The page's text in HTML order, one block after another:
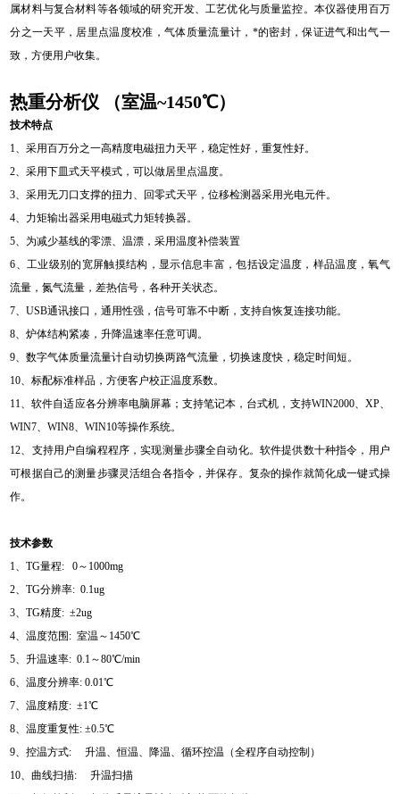
属材料与复合材料等各领域的研究开发、工艺优化与质量监控。本仪器使用百万
分之一天平，居里点温度校准，气体质量流量计，*的密封，保证进气和出气一
致，方便用户收集。
热重分析仪 （室温~1450℃）
技术特点
1、采用百万分之一高精度电磁扭力天平，稳定性好，重复性好。
2、采用下皿式天平模式，可以做居里点温度。
3、采用无刀口支撑的扭力、回零式天平，位移检测器采用光电元件。
4、力矩输出器采用电磁式力矩转换器。
5、为减少基线的零漂、温漂，采用温度补偿装置
6、工业级别的宽屏触摸结构，显示信息丰富，包括设定温度，样品温度，氧气
流量，氮气流量，差热信号，各种开关状态。
7、USB通讯接口，通用性强，信号可靠不中断，支持自恢复连接功能。
8、炉体结构紧凑，升降温速率任意可调。
9、数字气体质量流量计自动切换两路气流量，切换速度快，稳定时间短。
10、标配标准样品，方便客户校正温度系数。
11、软件自适应各分辨率电脑屏幕；支持笔记本，台式机，支持WIN2000、XP、
WIN7、WIN8、WIN10等操作系统。
12、支持用户自编程程序，实现测量步骤全自动化。软件提供数十种指令，用户
可根据自己的测量步骤灵活组合各指令，并保存。复杂的操作就简化成一键式操
作。
技术参数
1、TG量程: 0～1000mg
2、TG分辨率: 0.1ug
3、TG精度: ±2ug
4、温度范围: 室温～1450℃
5、升温速率: 0.1～80℃/min
6、温度分辨率: 0.01℃
7、温度精度: ±1℃
8、温度重复性: ±0.5℃
9、控温方式: 升温、恒温、降温、循环控温（全程序自动控制）
10、曲线扫描: 升温扫描